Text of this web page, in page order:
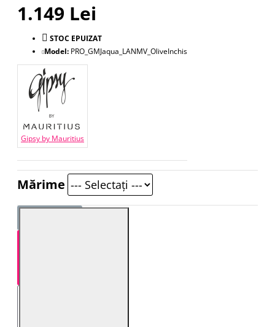
1.149 Lei
STOC EPUIZAT
Model: PRO_GMJaqua_LANMV_OliveInchis
Gipsy by Mauritius
Mărime